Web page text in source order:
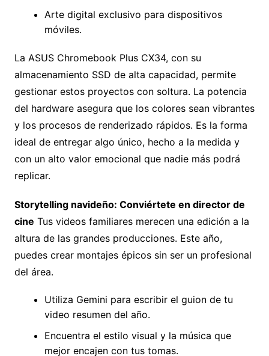
Arte digital exclusivo para dispositivos
móviles.
La ASUS Chromebook Plus CX34, con su
almacenamiento SSD de alta capacidad, permite
gestionar estos proyectos con soltura. La potencia
del hardware asegura que los colores sean vibrantes
y los procesos de renderizado rápidos. Es la forma
ideal de entregar algo único, hecho a la medida y
con un alto valor emocional que nadie más podrá
replicar.
Storytelling navideño: Conviértete en director de
cine Tus videos familiares merecen una edición a la
altura de las grandes producciones. Este año,
puedes crear montajes épicos sin ser un profesional
del área.
Utiliza Gemini para escribir el guion de tu
video resumen del año.
Encuentra el estilo visual y la música que
mejor encajen con tus tomas.